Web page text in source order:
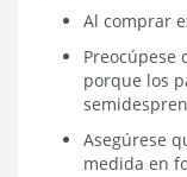
Al comprar
Preocúpese
porque los
Asegúrese
medida en